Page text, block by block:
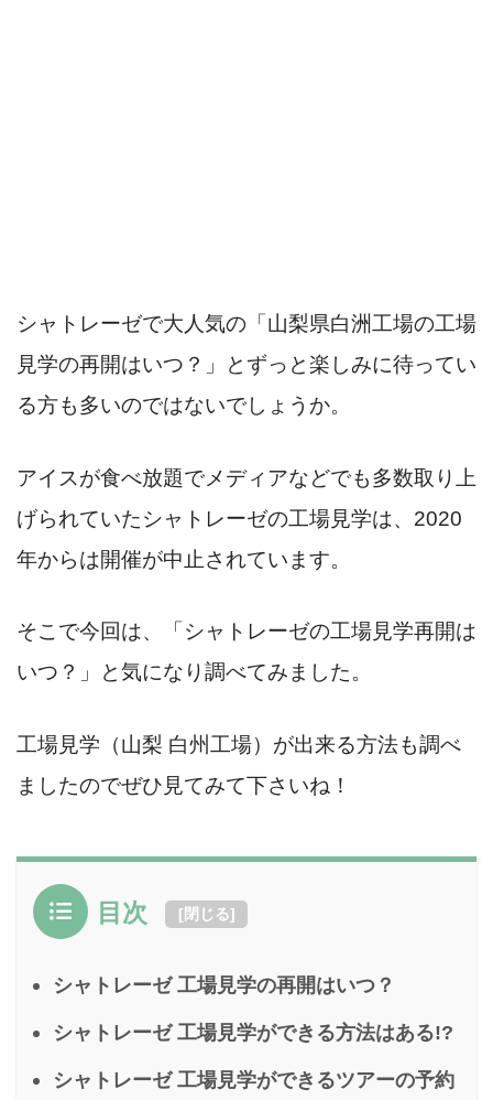
シャトレーゼで大人気の「山梨県白洲工場の工場
見学の再開はいつ？」とずっと楽しみに待ってい
る方も多いのではないでしょうか。
アイスが食べ放題でメディアなどでも多数取り上
げられていたシャトレーゼの工場見学は、2020
年からは開催が中止されています。
そこで今回は、「シャトレーゼの工場見学再開は
いつ？」と気になり調べてみました。
工場見学（山梨 白州工場）が出来る方法も調べ
ましたのでぜひ見てみて下さいね！
目次 [閉じる]
シャトレーゼ 工場見学の再開はいつ？
シャトレーゼ 工場見学ができる方法はある!?
シャトレーゼ 工場見学ができるツアーの予約